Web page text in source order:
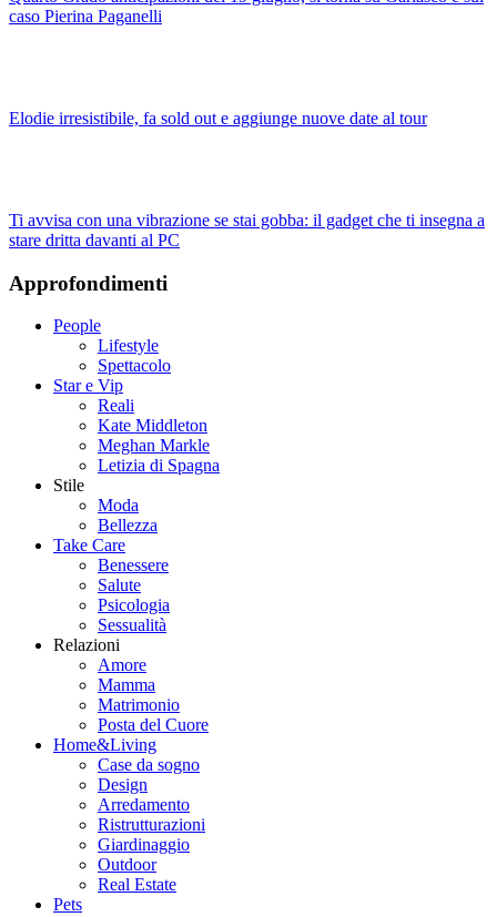
caso Pierina Paganelli
Elodie irresistibile, fa sold out e aggiunge nuove date al tour
Ti avvisa con una vibrazione se stai gobba: il gadget che ti insegna a
stare dritta davanti al PC
Approfondimenti
People
Lifestyle
Spettacolo
Star e Vip
Reali
Kate Middleton
Meghan Markle
Letizia di Spagna
Stile
Moda
Bellezza
Take Care
Benessere
Salute
Psicologia
Sessualità
Relazioni
Amore
Mamma
Matrimonio
Posta del Cuore
Home&Living
Case da sogno
Design
Arredamento
Ristrutturazioni
Giardinaggio
Outdoor
Real Estate
Pets